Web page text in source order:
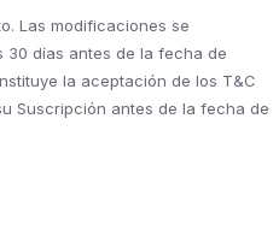
Las modificaciones se
días antes de la fecha de
la aceptación de los T&C
Suscripción antes de la fecha de